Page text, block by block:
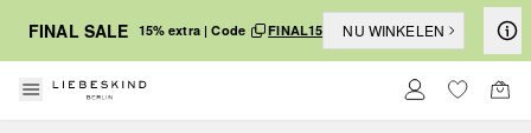
FINAL SALE 15% extra | Code FINAL15 NU WINKELEN